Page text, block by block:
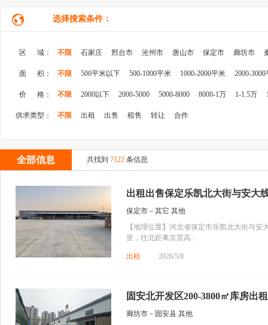
选择搜索条件：
区 域： 不限 石家庄 邢台市 沧州市 唐山市 保定市 廊坊市
面 积： 不限 500平米以下 500-1000平米 1000-2000平米 2000-3000
价 格： 不限 2000以下 2000-5000 5000-8000 8000-1万 1-1.5万
供求类型： 不限 出租 出售 租售 转让 合作
全部信息 共找到 7122 条信息
出租出售保定乐凯北大街与安大
保定市－其它 其他
【地理位置】河北省保定市乐凯北大街与
里，往北距离京昆高...
出租 2026/5/8
固安北开发区200-3800㎡库房出租
廊坊市－固安县 其他